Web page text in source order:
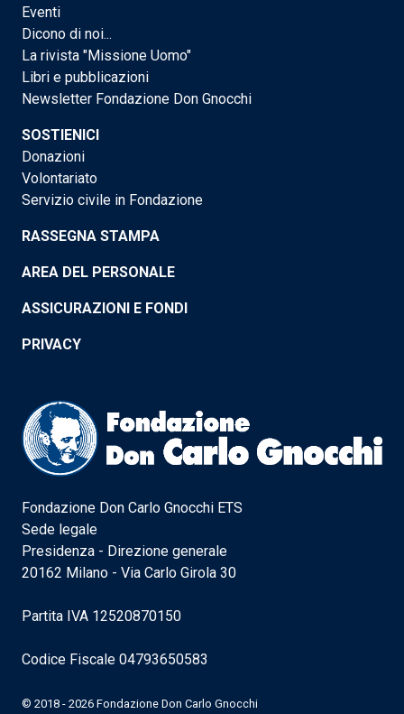
Eventi
Dicono di noi...
La rivista "Missione Uomo"
Libri e pubblicazioni
Newsletter Fondazione Don Gnocchi
SOSTIENICI
Donazioni
Volontariato
Servizio civile in Fondazione
RASSEGNA STAMPA
AREA DEL PERSONALE
ASSICURAZIONI E FONDI
PRIVACY
Fondazione Don Carlo Gnocchi ETS
Sede legale
Presidenza - Direzione generale
20162 Milano - Via Carlo Girola 30
Partita IVA 12520870150
Codice Fiscale 04793650583
© 2018 - 2026 Fondazione Don Carlo Gnocchi